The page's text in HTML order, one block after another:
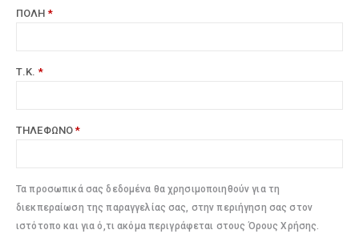
ΠΟΛΗ *
Τ.Κ. *
ΤΗΛΕΦΩΝΟ*
Τα προσωπικά σας δεδομένα θα χρησιμοποιηθούν για τη
διεκπεραίωση της παραγγελίας σας, στην περιήγηση σας στον
ιστότοπο και για ό,τι ακόμα περιγράφεται στους Όρους Χρήσης.